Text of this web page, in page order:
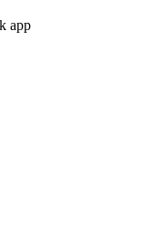
app